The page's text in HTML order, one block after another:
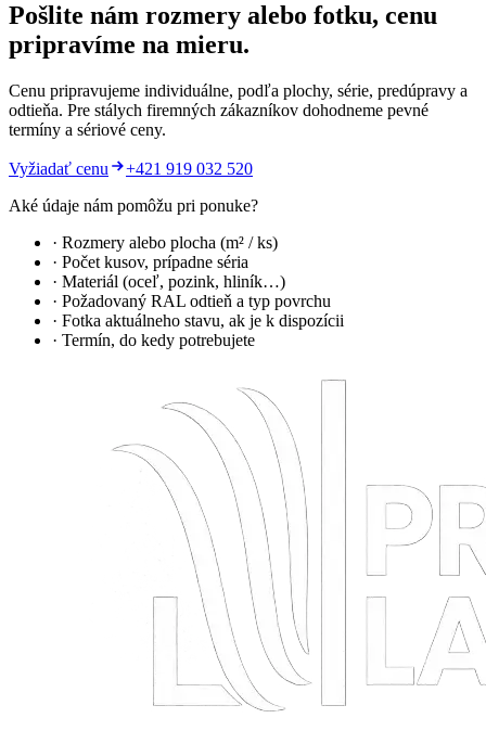
Pošlite nám rozmery alebo fotku, cenu
pripravíme na mieru.
Cenu pripravujeme individuálne, podľa plochy, série, predúpravy a
odtieňa. Pre stálych firemných zákazníkov dohodneme pevné
termíny a sériové ceny.
Vyžiadať cenu
+421 919 032 520
Aké údaje nám pomôžu pri ponuke?
· Rozmery alebo plocha (m² / ks)
· Počet kusov, prípadne séria
· Materiál (oceľ, pozink, hliník…)
· Požadovaný RAL odtieň a typ povrchu
· Fotka aktuálneho stavu, ak je k dispozícii
· Termín, do kedy potrebujete